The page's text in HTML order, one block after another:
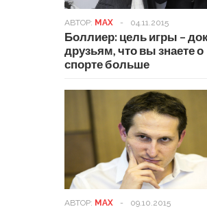
АВТОР: MAX - 04.11.2015
Боллиер: цель игры –
друзьям, что вы знаете о
спорте больше
АВТОР: MAX - 09.10.2015